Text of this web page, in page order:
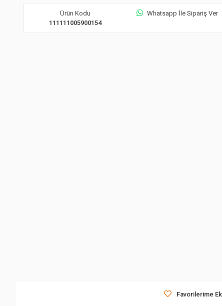
Ürün Kodu
111111005900154
Whatsapp İle Sipariş Ver
Favorilerime